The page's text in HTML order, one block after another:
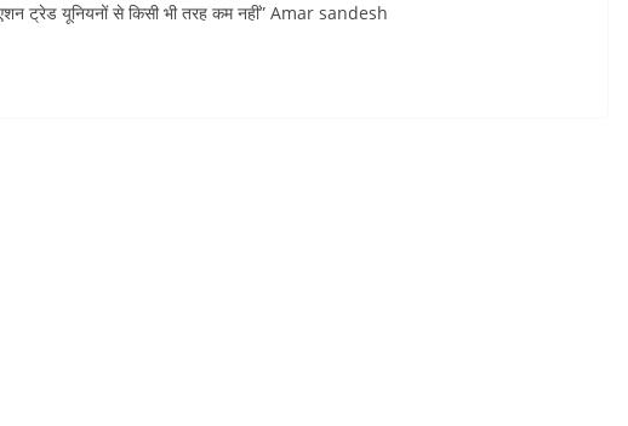
ट्रेड यूनियनों से किसी भी तरह कम नहीं” Amar sandesh